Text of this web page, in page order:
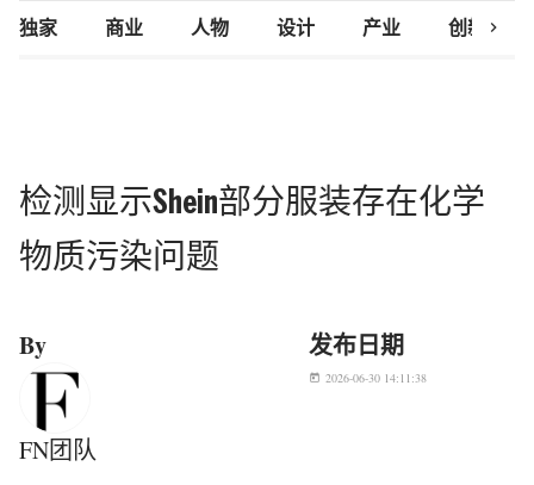
独家 商业 人物 设计 产业 创新研究
chevron_right
检测显示Shein部分服装存在化学
物质污染问题
By
FN团队
发布日期
today 2026-06-30 14:11:38